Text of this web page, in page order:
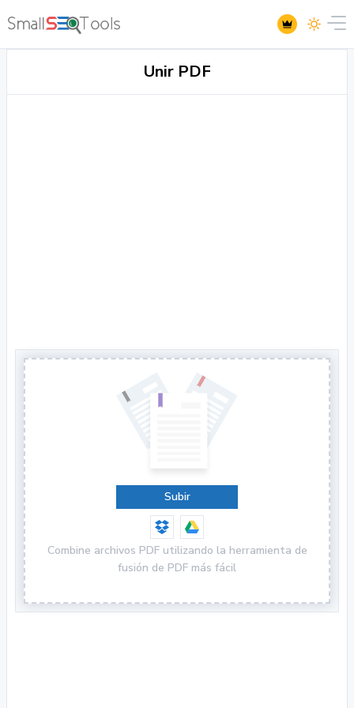
Unir PDF
Subir
Combine archivos PDF utilizando la herramienta de
fusión de PDF más fácil